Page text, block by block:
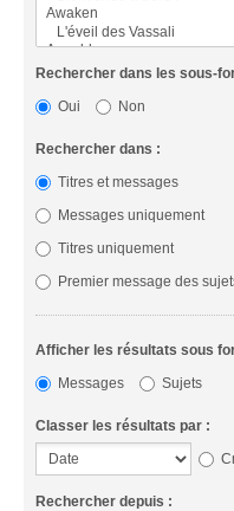
Rechercher dans les sous-
Oui
Non
Rechercher dans :
Titres et messages
Messages uniquement
Titres uniquement
Premier message des
Afficher les résultats sous
Messages
Sujets
Classer les résultats par :
Rechercher depuis :